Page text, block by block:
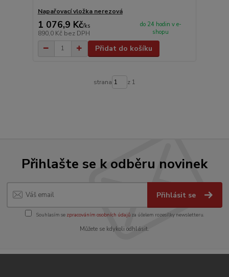
Napařovací vložka nerezová
1 076,9 Kč/ks
890,0 Kč bez DPH
do 24 hodin v e-
shopu
Přidat do košíku
strana z 1
Přihlašte se k odběru novinek
Přihlásit se
Souhlasím se zpracováním osobních údajůza účelem rozesílky newsletteru.
Můžete se kdykoli odhlásit.